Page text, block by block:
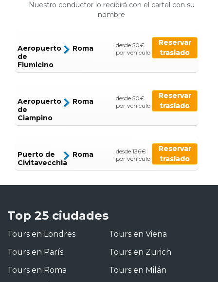
Nuestro conductor lo recibirá con el cartel con su
nombre
Aeropuerto
de
Fiumicino
Roma
desde 50€
por vehículo
Reservar
traslado
Aeropuerto
de
Ciampino
Roma
desde 50€
por vehículo
Reservar
traslado
Puerto de
Civitavecchia
Roma
desde 136€
por vehículo
Reservar
traslado
Top 25 ciudades
Tours en Londres
Tours en París
Tours en Roma
Tours en Viena
Tours en Zurich
Tours en Milán